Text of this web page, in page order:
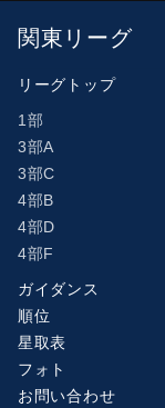
関東リーグ
リーグトップ
1部
3部A
3部C
4部B
4部D
4部F
ガイダンス
順位
星取表
フォト
お問い合わせ